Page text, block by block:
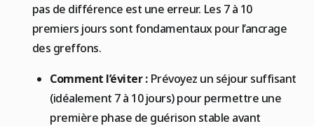
pas de différence est une erreur. Les 7 à 10
premiers jours sont fondamentaux pour l’ancrage
des greffons.
Comment l’éviter :Prévoyez un séjour suffisant
(idéalement 7 à 10 jours) pour permettre une
première phase de guérison stable avant